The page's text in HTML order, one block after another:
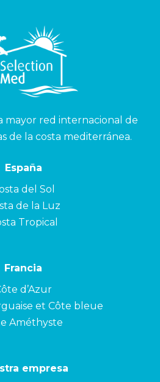
mayor red internacional de
de la costa mediterránea.
España
del Sol
de la Luz
Tropical
Francia
d’Azur
et Côte bleue
Améthyste
empresa